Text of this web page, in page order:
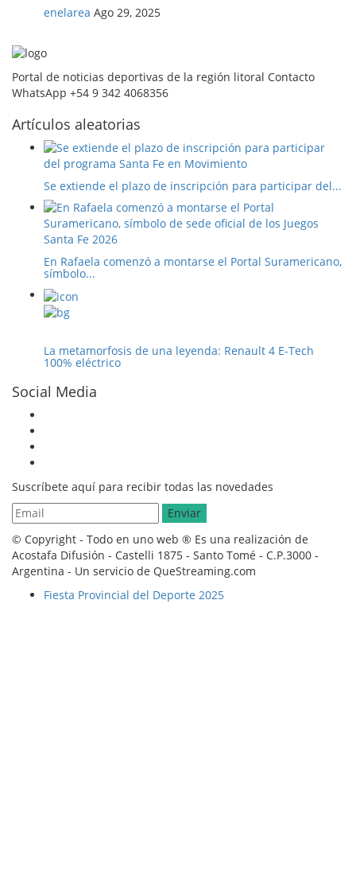
enelarea Ago 29, 2025
Portal de noticias deportivas de la región litoral Contacto
WhatsApp +54 9 342 4068356
Artículos aleatorias
Se extiende el plazo de inscripción para participar del...
En Rafaela comenzó a montarse el Portal Suramericano,
símbolo...
La metamorfosis de una leyenda: Renault 4 E-Tech
100% eléctrico
Social Media
Suscríbete aquí para recibir todas las novedades
© Copyright - Todo en uno web ® Es una realización de
Acostafa Difusión - Castelli 1875 - Santo Tomé - C.P.3000 -
Argentina - Un servicio de QueStreaming.com
Fiesta Provincial del Deporte 2025